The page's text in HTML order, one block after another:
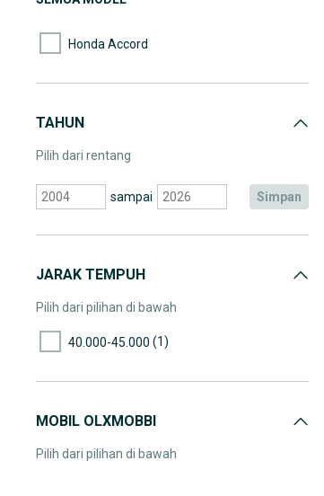
Honda Accord
TAHUN
Pilih dari rentang
sampai simpan
JARAK TEMPUH
Pilih dari pilihan di bawah
40.000-45.000 (1)
MOBIL OLXMOBBI
Pilih dari pilihan di bawah